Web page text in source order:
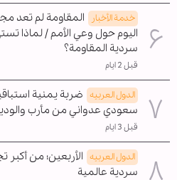
خدمة الأخبار
المقاومة لم تعد
اليوم حول وعي الأمم / لماذا
سردية المقاومة؟
قبل 2 ايام
الدول العربیه ضربة يمنية
سعودي عدواني من مأرب
قبل 3 ايام
الدول العربیه الأربعين؛ من
سردية عالمية